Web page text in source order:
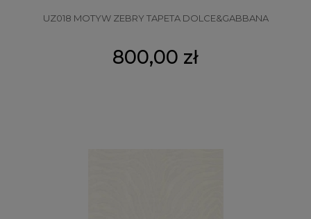
UZ018 MOTYW ZEBRY TAPETA DOLCE&GABBANA
800,00 zł